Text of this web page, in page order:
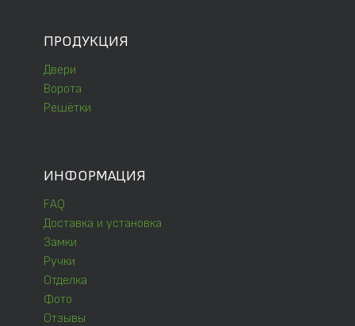
ПРОДУКЦИЯ
Двери
Ворота
Решётки
ИНФОРМАЦИЯ
FAQ
Доставка и установка
Замки
Ручки
Отделка
Фото
Отзывы